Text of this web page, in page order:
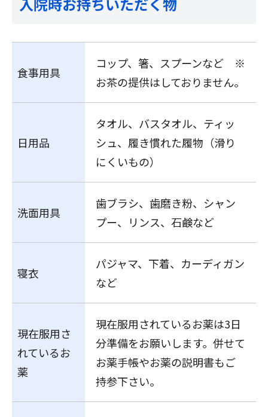
食事用具
コップ、箸、スプーンなど ※
お茶の提供はしておりません。
日用品
タオル、バスタオル、ティッ
シュ、履き慣れた履物（滑り
にくいもの）
洗面用具
歯ブラシ、歯磨き粉、シャン
プー、リンス、石鹸など
寝衣
パジャマ、下着、カーディガン
など
現在服用さ
れているお
薬
現在服用されているお薬は3日
分準備をお願いします。併せて
お薬手帳やお薬の説明書もご
持参下さい。